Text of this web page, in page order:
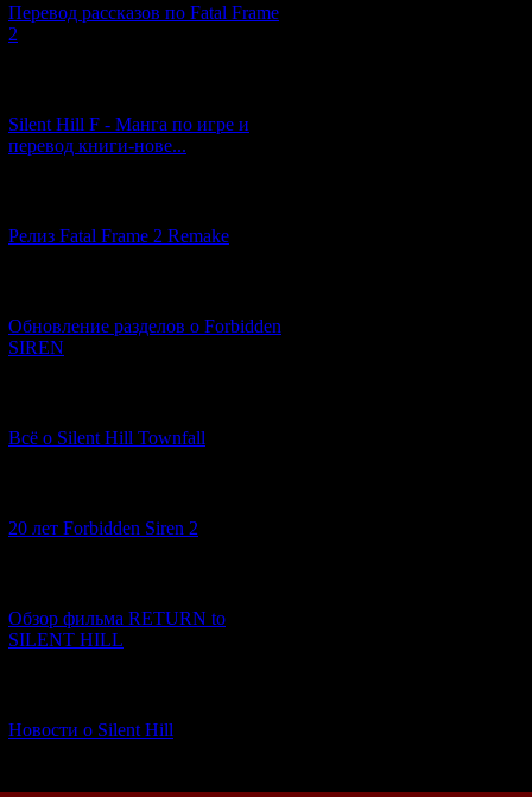
Перевод рассказов по Fatal Frame
2
Silent Hill F - Манга по игре и
перевод книги-нове...
Релиз Fatal Frame 2 Remake
Обновление разделов о Forbidden
SIREN
Всё о Silent Hill Townfall
20 лет Forbidden Siren 2
Обзор фильма RETURN to
SILENT HILL
Новости о Silent Hill